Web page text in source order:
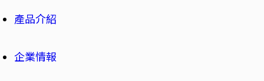
產品介紹
企業情報